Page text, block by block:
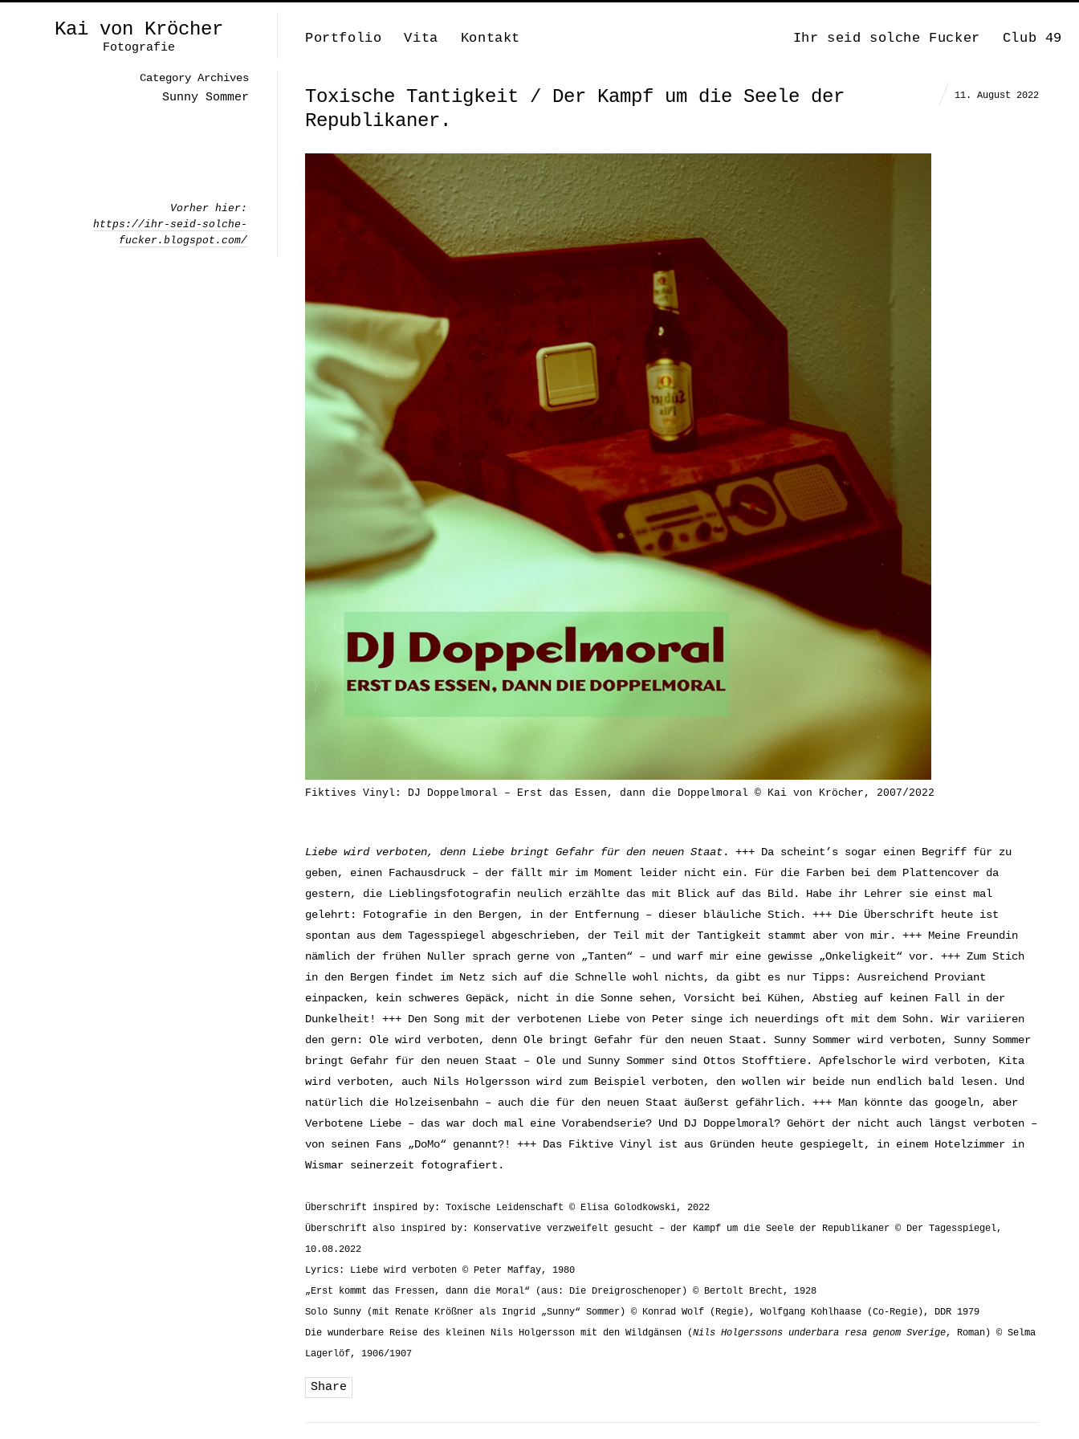
Kai von Kröcher
Fotografie
Portfolio Vita Kontakt Ihr seid solche Fucker Club 49
Toxische Tantigkeit / Der Kampf um die Seele der
Republikaner.
11. August 2022
Fiktives Vinyl: DJ Doppelmoral – Erst das Essen, dann die Doppelmoral © Kai von Kröcher, 2007/2022
Liebe wird verboten, denn Liebe bringt Gefahr für den neuen Staat. +++ Da scheint’s sogar einen Begriff für zu
geben, einen Fachausdruck – der fällt mir im Moment leider nicht ein. Für die Farben bei dem Plattencover da
gestern, die Lieblingsfotografin neulich erzählte das mit Blick auf das Bild. Habe ihr Lehrer sie einst mal
gelehrt: Fotografie in den Bergen, in der Entfernung – dieser bläuliche Stich. +++ Die Überschrift heute ist
spontan aus dem Tagesspiegel abgeschrieben, der Teil mit der Tantigkeit stammt aber von mir. +++ Meine Freundin
nämlich der frühen Nuller sprach gerne von „Tanten“ – und warf mir eine gewisse „Onkeligkeit“ vor. +++ Zum Stich
in den Bergen findet im Netz sich auf die Schnelle wohl nichts, da gibt es nur Tipps: Ausreichend Proviant
einpacken, kein schweres Gepäck, nicht in die Sonne sehen, Vorsicht bei Kühen, Abstieg auf keinen Fall in der
Dunkelheit! +++ Den Song mit der verbotenen Liebe von Peter singe ich neuerdings oft mit dem Sohn. Wir variieren
den gern: Ole wird verboten, denn Ole bringt Gefahr für den neuen Staat. Sunny Sommer wird verboten, Sunny Sommer
bringt Gefahr für den neuen Staat – Ole und Sunny Sommer sind Ottos Stofftiere. Apfelschorle wird verboten, Kita
wird verboten, auch Nils Holgersson wird zum Beispiel verboten, den wollen wir beide nun endlich bald lesen. Und
natürlich die Holzeisenbahn – auch die für den neuen Staat äußerst gefährlich. +++ Man könnte das googeln, aber
Verbotene Liebe – das war doch mal eine Vorabendserie? Und DJ Doppelmoral? Gehört der nicht auch längst verboten –
von seinen Fans „DoMo“ genannt?! +++ Das Fiktive Vinyl ist aus Gründen heute gespiegelt, in einem Hotelzimmer in
Wismar seinerzeit fotografiert.
Überschrift inspired by: Toxische Leidenschaft © Elisa Golodkowski, 2022
Überschrift also inspired by: Konservative verzweifelt gesucht – der Kampf um die Seele der Republikaner © Der Tagesspiegel,
10.08.2022
Lyrics: Liebe wird verboten © Peter Maffay, 1980
„Erst kommt das Fressen, dann die Moral“ (aus: Die Dreigroschenoper) © Bertolt Brecht, 1928
Solo Sunny (mit Renate Krößner als Ingrid „Sunny“ Sommer) © Konrad Wolf (Regie), Wolfgang Kohlhaase (Co-Regie), DDR 1979
Die wunderbare Reise des kleinen Nils Holgersson mit den Wildgänsen (Nils Holgerssons underbara resa genom Sverige, Roman) © Selma
Lagerlöf, 1906/1907
Share
Category Archives
Sunny Sommer
Vorher hier:
https://ihr-seid-solche-
fucker.blogspot.com/